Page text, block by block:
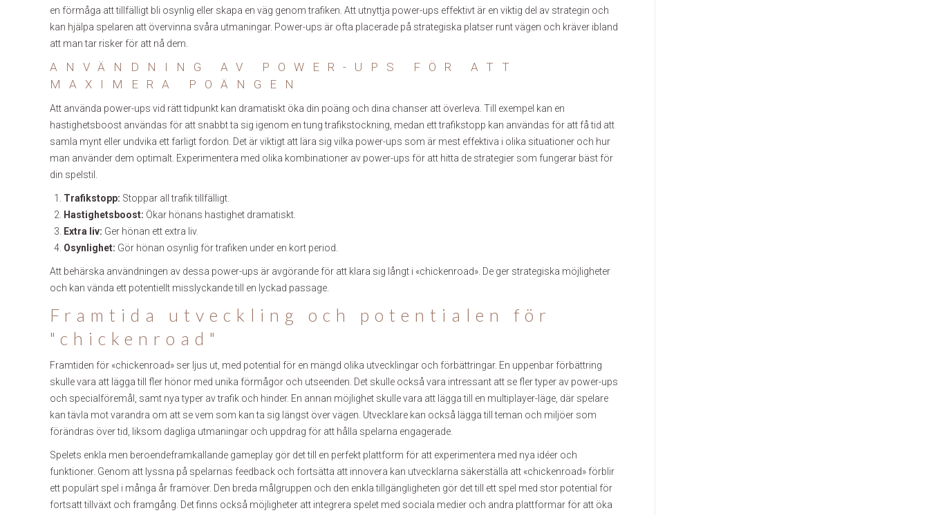
en förmåga att tillfälligt bli osynlig eller skapa en väg genom trafiken. Att utnyttja power-ups effektivt är en viktig del av strategin och
kan hjälpa spelaren att övervinna svåra utmaningar. Power-ups är ofta placerade på strategiska platser runt vägen och kräver ibland
att man tar risker för att nå dem.
ANVÄNDNING AV POWER-UPS FÖR ATT
MAXIMERA POÄNGEN
Att använda power-ups vid rätt tidpunkt kan dramatiskt öka din poäng och dina chanser att överleva. Till exempel kan en
hastighetsboost användas för att snabbt ta sig igenom en tung trafikstockning, medan ett trafikstopp kan användas för att få tid att
samla mynt eller undvika ett farligt fordon. Det är viktigt att lära sig vilka power-ups som är mest effektiva i olika situationer och hur
man använder dem optimalt. Experimentera med olika kombinationer av power-ups för att hitta de strategier som fungerar bäst för
din spelstil.
Trafikstopp: Stoppar all trafik tillfälligt.
Hastighetsboost: Ökar hönans hastighet dramatiskt.
Extra liv: Ger hönan ett extra liv.
Osynlighet: Gör hönan osynlig för trafiken under en kort period.
Att behärska användningen av dessa power-ups är avgörande för att klara sig långt i «chickenroad». De ger strategiska möjligheter
och kan vända ett potentiellt misslyckande till en lyckad passage.
Framtida utveckling och potentialen för
"chickenroad"
Framtiden för «chickenroad» ser ljus ut, med potential för en mängd olika utvecklingar och förbättringar. En uppenbar förbättring
skulle vara att lägga till fler hönor med unika förmågor och utseenden. Det skulle också vara intressant att se fler typer av power-ups
och specialföremål, samt nya typer av trafik och hinder. En annan möjlighet skulle vara att lägga till en multiplayer-läge, där spelare
kan tävla mot varandra om att se vem som kan ta sig längst över vägen. Utvecklare kan också lägga till teman och miljöer som
förändras över tid, liksom dagliga utmaningar och uppdrag för att hålla spelarna engagerade.
Spelets enkla men beroendeframkallande gameplay gör det till en perfekt plattform för att experimentera med nya idéer och
funktioner. Genom att lyssna på spelarnas feedback och fortsätta att innovera kan utvecklarna säkerställa att «chickenroad» förblir
ett populärt spel i många år framöver. Den breda målgruppen och den enkla tillgängligheten gör det till ett spel med stor potential för
fortsatt tillväxt och framgång. Det finns också möjligheter att integrera spelet med sociala medier och andra plattformar för att öka